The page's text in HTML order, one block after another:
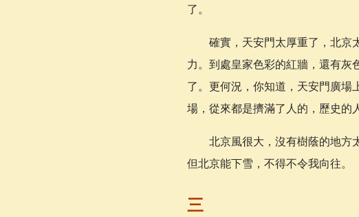
了。
確實，天安門太厚重了，北京
力。到處皇家色彩的紅牆，還有
了。更何況，你知道，天安門廣
場，從來都是擠滿了人的，歷史的
北京風很大，沒有樹蔭的地方
但北京能下雪，不得不令我向往。
三